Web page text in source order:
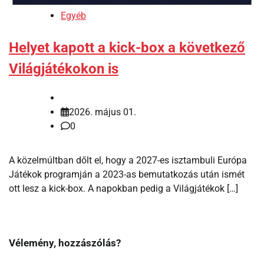
Egyéb
Helyet kapott a kick-box a következő
Világjátékokon is
2026. május 01.
0
A közelmúltban dőlt el, hogy a 2027-es isztambuli Európa
Játékok programján a 2023-as bemutatkozás után ismét
ott lesz a kick-box. A napokban pedig a Világjátékok […]
Vélemény, hozzászólás?